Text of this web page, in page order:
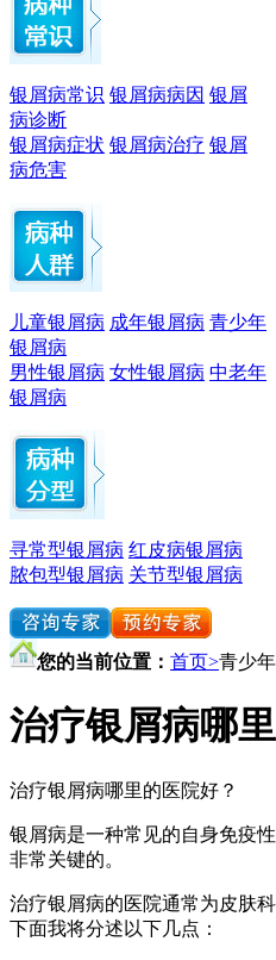
银屑病常识 银屑病病因 银屑
病诊断
银屑病症状 银屑病治疗 银屑
病危害
儿童银屑病 成年银屑病 青少年
银屑病
男性银屑病 女性银屑病 中老年
银屑病
寻常型银屑病 红皮病银屑病
脓包型银屑病 关节型银屑病
您的当前位置： 首页>青少
治疗银屑病哪
治疗银屑病哪里的医院好？
银屑病是一种常见的自身免疫
非常关键的。
治疗银屑病的医院通常为皮肤
下面我将分述以下几点：